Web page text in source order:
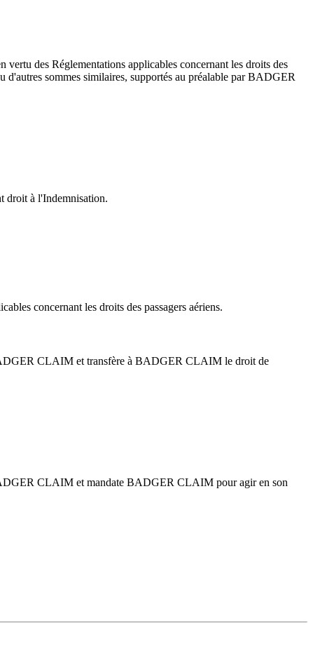
des Réglementations applicables concernant les droits des
d'autres sommes similaires, supportés au préalable par BADGER
droit à l'Indemnisation.
concernant les droits des passagers aériens.
CLAIM et transfère à BADGER CLAIM le droit de
CLAIM et mandate BADGER CLAIM pour agir en son